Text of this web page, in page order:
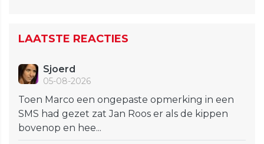
LAATSTE REACTIES
Sjoerd
05-08-2026
Toen Marco een ongepaste opmerking in een
SMS had gezet zat Jan Roos er als de kippen
bovenop en hee...